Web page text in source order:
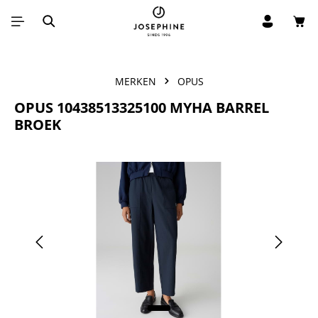
Ga naar de hoofdinhoud
MERKEN OPUS
OPUS 10438513325100 MYHA BARREL
BROEK
Afbeeldingengalerij overslaan